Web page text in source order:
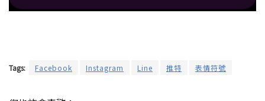
Tags: Facebook Instagram Line 推特 表情符號